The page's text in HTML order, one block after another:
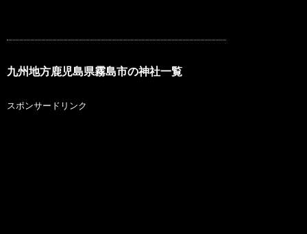
九州地方鹿児島県霧島市の神社一覧
スポンサードリンク